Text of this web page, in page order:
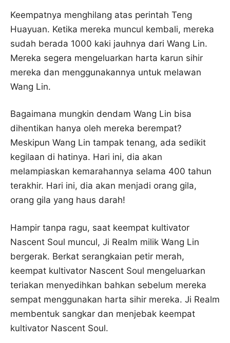
Keempatnya menghilang atas perintah Teng
Huayuan. Ketika mereka muncul kembali, mereka
sudah berada 1000 kaki jauhnya dari Wang Lin.
Mereka segera mengeluarkan harta karun sihir
mereka dan menggunakannya untuk melawan
Wang Lin.
Bagaimana mungkin dendam Wang Lin bisa
dihentikan hanya oleh mereka berempat?
Meskipun Wang Lin tampak tenang, ada sedikit
kegilaan di hatinya. Hari ini, dia akan
melampiaskan kemarahannya selama 400 tahun
terakhir. Hari ini, dia akan menjadi orang gila,
orang gila yang haus darah!
Hampir tanpa ragu, saat keempat kultivator
Nascent Soul muncul, Ji Realm milik Wang Lin
bergerak. Berkat serangkaian petir merah,
keempat kultivator Nascent Soul mengeluarkan
teriakan menyedihkan bahkan sebelum mereka
sempat menggunakan harta sihir mereka. Ji Realm
membentuk sangkar dan menjebak keempat
kultivator Nascent Soul.